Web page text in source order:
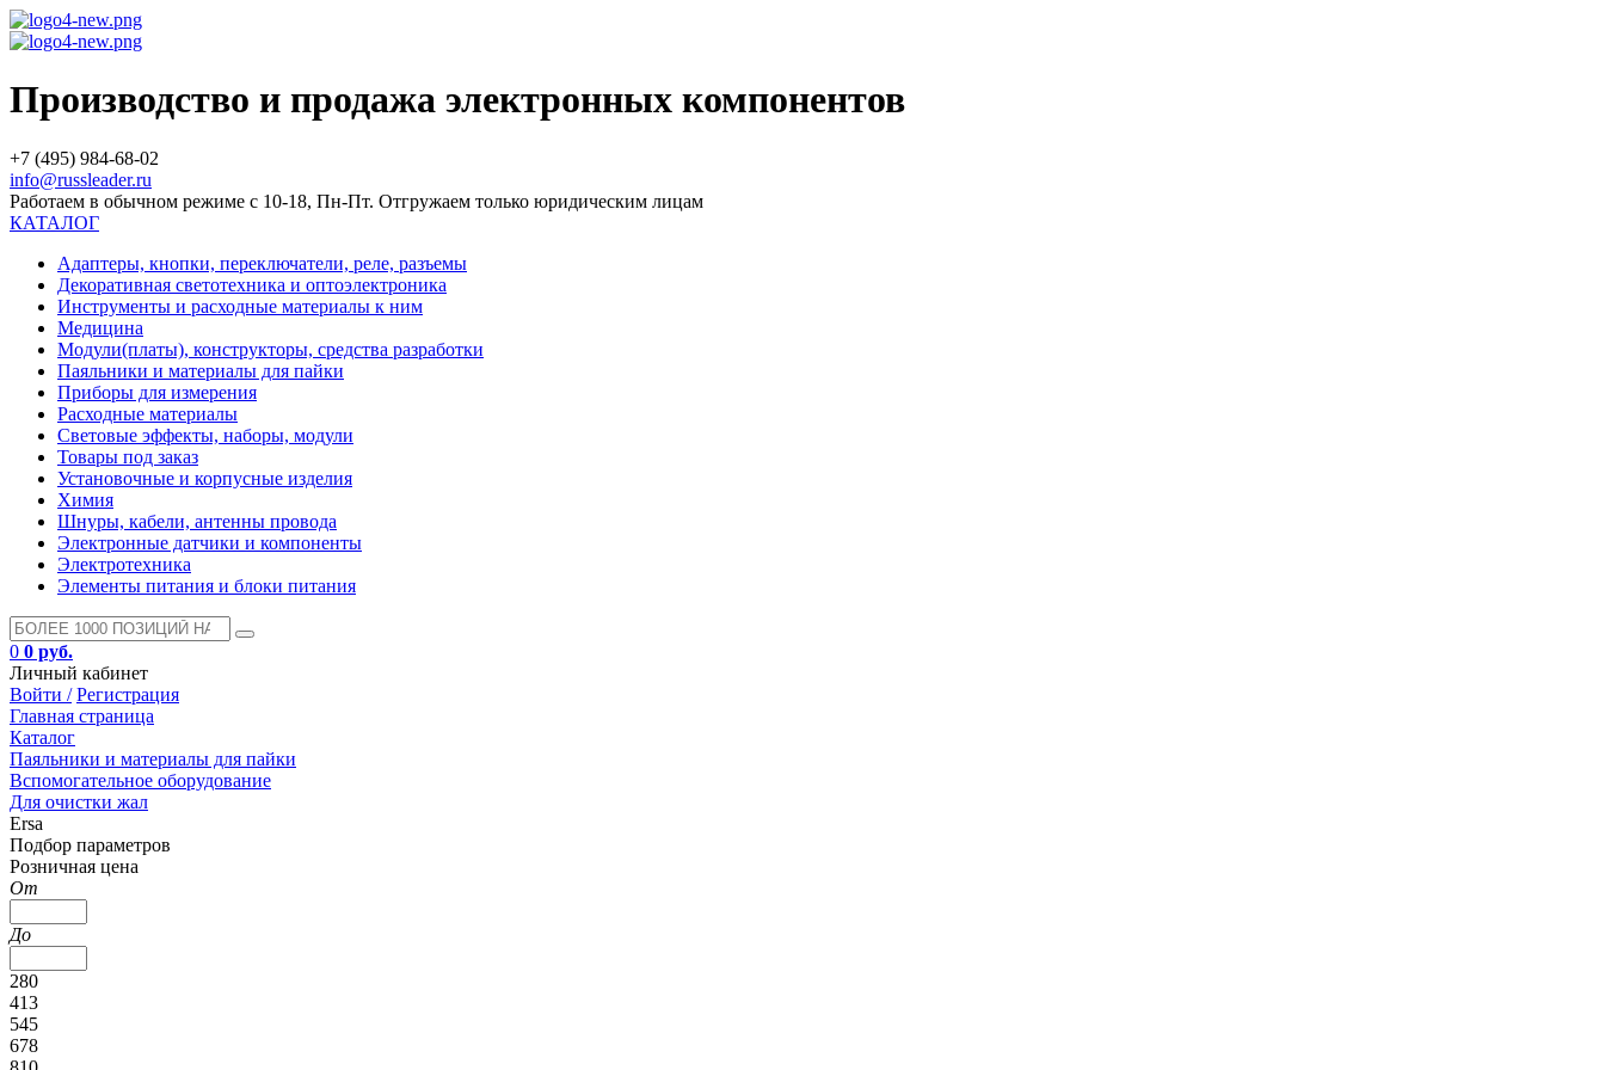
Производство и продажа электронных компонентов
+7 (495) 984-68-02
info@russleader.ru
Работаем в обычном режиме с 10-18, Пн-Пт. Отгружаем только юридическим лицам
КАТАЛОГ
Адаптеры, кнопки, переключатели, реле, разъемы
Декоративная светотехника и оптоэлектроника
Инструменты и расходные материалы к ним
Медицина
Модули(платы), конструкторы, средства разработки
Паяльники и материалы для пайки
Приборы для измерения
Расходные материалы
Световые эффекты, наборы, модули
Товары под заказ
Установочные и корпусные изделия
Химия
Шнуры, кабели, антенны провода
Электронные датчики и компоненты
Электротехника
Элементы питания и блоки питания
0 0 руб.
Личный кабинет
Войти / Регистрация
Главная страница
Каталог
Паяльники и материалы для пайки
Вспомогательное оборудование
Для очистки жал
Ersa
Подбор параметров
Розничная цена
От
До
280
413
545
678